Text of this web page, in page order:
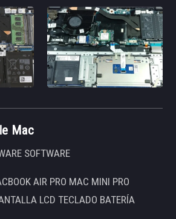
Mac
SOFTWARE
AIR PRO MAC MINI PRO
LCD TECLADO BATERÍA